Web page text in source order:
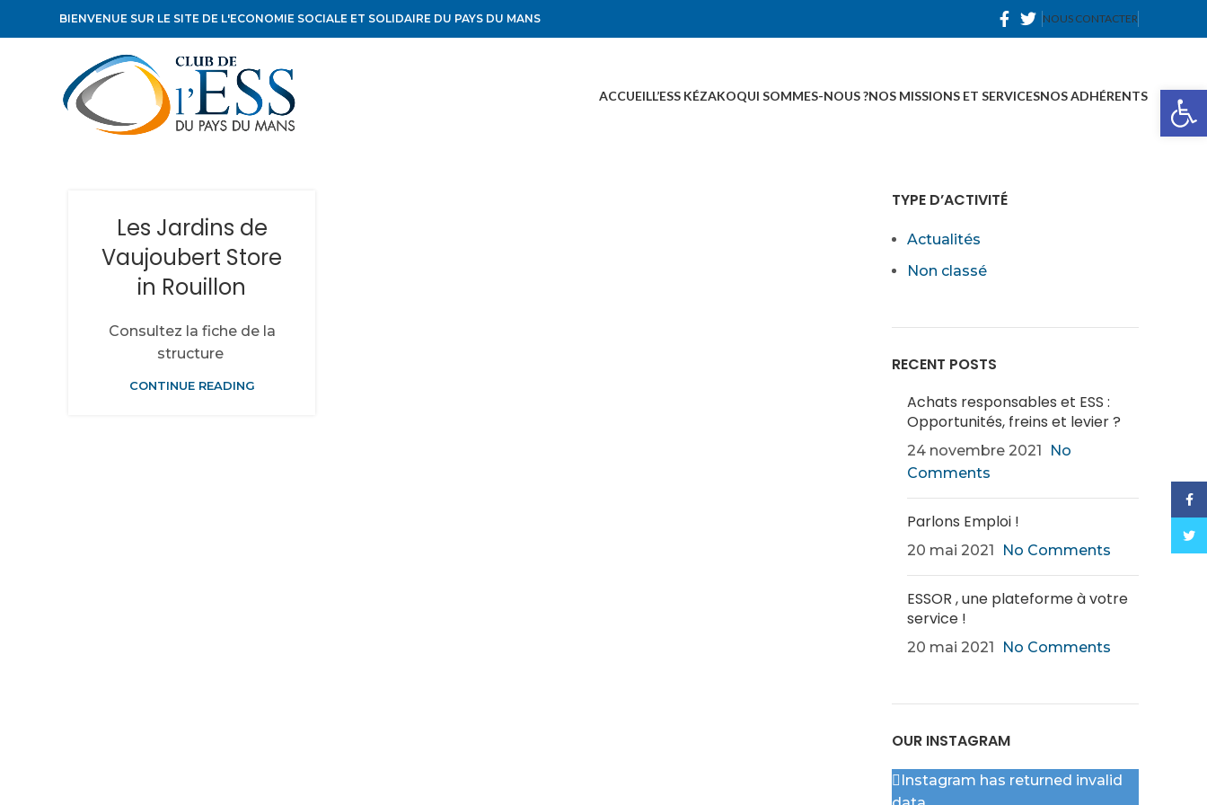
BIENVENUE SUR LE SITE DE L'ECONOMIE SOCIALE ET SOLIDAIRE DU PAYS DU MANS NOUS CONTACTER
ACCUEILL’ESS KÉZAKOQUI SOMMES-NOUS ?NOS MISSIONS ET SERVICESNOS ADHÉRENTS
Les Jardins de
Vaujoubert Store
in Rouillon
Consultez la fiche de la
structure
CONTINUE READING
TYPE D’ACTIVITÉ
Actualités
Non classé
RECENT POSTS
Achats responsables et ESS :
Opportunités, freins et levier ?
24 novembre 2021
No
Comments
Parlons Emploi !
20 mai 2021 No Comments
ESSOR , une plateforme à votre
service !
20 mai 2021 No Comments
OUR INSTAGRAM
Instagram has returned invalid